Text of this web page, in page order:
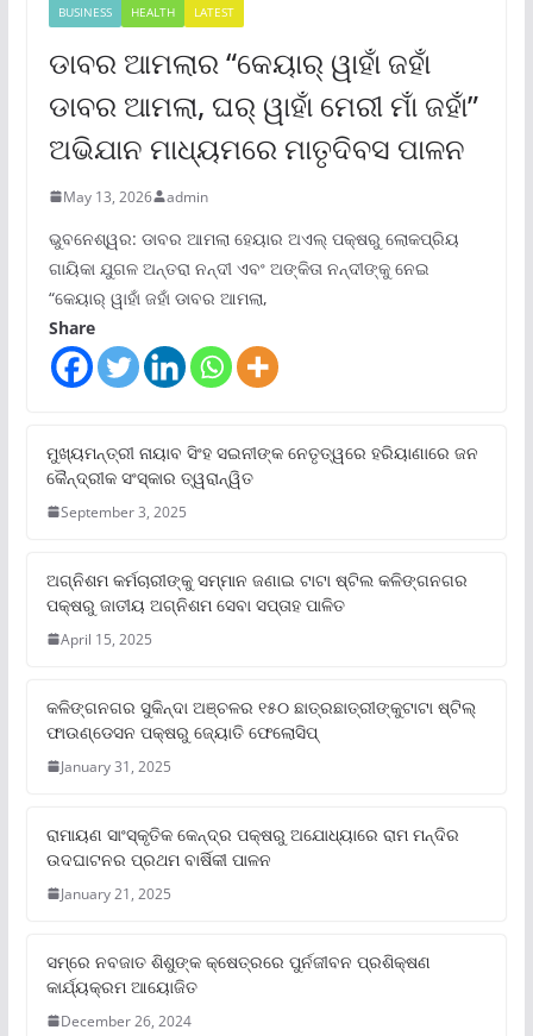
BUSINESS HEALTH LATEST
ଡାବର ଆମଲାର “କେୟାର୍ ୱାହାଁ ଜହାଁ
ଡାବର ଆମଲା, ଘର୍ ୱାହାଁ ମେରୀ ମାଁ ଜହାଁ”
ଅଭିଯାନ ମାଧ୍ୟମରେ ମାତୃଦିବସ ପାଳନ
May 13, 2026 admin
ଭୁବନେଶ୍ୱର: ଡାବର ଆମଲା ହେୟାର ଅଏଲ୍ ପକ୍ଷରୁ ଲୋକପ୍ରିୟ
ଗାୟିକା ଯୁଗଳ ଅନ୍ତରା ନନ୍ଦୀ ଏବଂ ଅଙ୍କିତା ନନ୍ଦୀଙ୍କୁ ନେଇ
“କେୟାର୍ ୱାହାଁ ଜହାଁ ଡାବର ଆମଲା,
Share
ମୁଖ୍ୟମନ୍ତ୍ରୀ ନାୟାବ ସିଂହ ସଇନୀଙ୍କ ନେତୃତ୍ୱରେ ହରିୟାଣାରେ ଜନ
କୈନ୍ଦ୍ରୀକ ସଂସ୍କାର ତ୍ୱରାନ୍ୱିତ
September 3, 2025
ଅଗ୍ନିଶମ କର୍ମଚାରୀଙ୍କୁ ସମ୍ମାନ ଜଣାଇ ଟାଟା ଷ୍ଟିଲ କଳିଙ୍ଗନଗର
ପକ୍ଷରୁ ଜାତୀୟ ଅଗ୍ନିଶମ ସେବା ସପ୍ତାହ ପାଳିତ
April 15, 2025
କଳିଙ୍ଗନଗର ସୁକିନ୍ଦା ଅଞ୍ଚଳର ୧୫୦ ଛାତ୍ରଛାତ୍ରୀଙ୍କୁଟାଟା ଷ୍ଟିଲ୍
ଫାଉଣ୍ଡେସନ ପକ୍ଷରୁ ଜ୍ୟୋତି ଫେଲୋସିପ୍‌
January 31, 2025
ରାମାୟଣ ସାଂସ୍କୃତିକ କେନ୍ଦ୍ର ପକ୍ଷରୁ ଅଯୋଧ୍ୟାରେ ରାମ ମନ୍ଦିର
ଉଦଘାଟନର ପ୍ରଥମ ବାର୍ଷିକୀ ପାଳନ
January 21, 2025
ସମ୍‌ରେ ନବଜାତ ଶିଶୁଙ୍କ କ୍ଷେତ୍ରରେ ପୁର୍ନଜୀବନ ପ୍ରଶିକ୍ଷଣ
କାର୍ଯ୍ୟକ୍ରମ ଆୟୋଜିତ
December 26, 2024